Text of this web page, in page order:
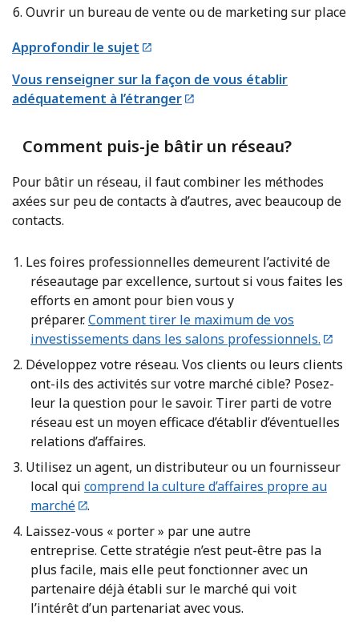
Ouvrir un bureau de vente ou de marketing sur place
Approfondir le sujet
Vous renseigner sur la façon de vous établir
adéquatement à l’étranger
Comment puis-je bâtir un réseau?
Pour bâtir un réseau, il faut combiner les méthodes
axées sur peu de contacts à d’autres, avec beaucoup de
contacts.
Les foires professionnelles demeurent l’activité de
réseautage par excellence, surtout si vous faites les
efforts en amont pour bien vous y
préparer.Comment tirer le maximum de vos
investissements dans les salons professionnels.
Développez votre réseau. Vos clients ou leurs clients
ont-ils des activités sur votre marché cible? Posez-
leur la question pour le savoir. Tirer parti de votre
réseau est un moyen efficace d’établir d’éventuelles
relations d’affaires.
Utilisez un agent, un distributeur ou un fournisseur
local qui comprend la culture d’affaires propre au
marché
.
Laissez-vous « porter » par une autre
entreprise. Cette stratégie n’est peut-être pas la
plus facile, mais elle peut fonctionner avec un
partenaire déjà établi sur le marché qui voit
l’intérêt d’un partenariat avec vous.